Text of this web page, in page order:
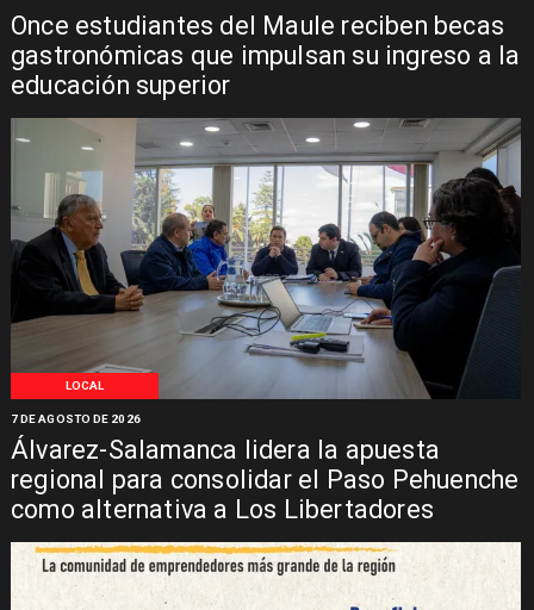
Once estudiantes del Maule reciben becas
gastronómicas que impulsan su ingreso a la
educación superior
LOCAL
Álvarez-Salamanca lidera la apuesta
regional para consolidar el Paso Pehuenche
como alternativa a Los Libertadores
7 DE AGOSTO DE 2026